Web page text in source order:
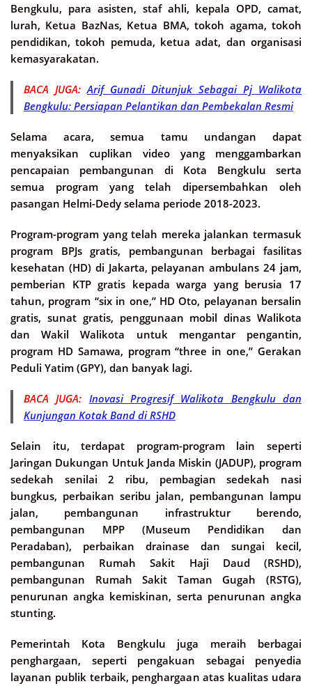
Bengkulu, para asisten, staf ahli, kepala OPD, camat,
lurah, Ketua BazNas, Ketua BMA, tokoh agama, tokoh
pendidikan, tokoh pemuda, ketua adat, dan organisasi
kemasyarakatan.
BACA JUGA:Arif Gunadi Ditunjuk Sebagai Pj Walikota
Bengkulu: Persiapan Pelantikan dan Pembekalan Resmi
Selama acara, semua tamu undangan dapat
menyaksikan cuplikan video yang menggambarkan
pencapaian pembangunan di Kota Bengkulu serta
semua program yang telah dipersembahkan oleh
pasangan Helmi-Dedy selama periode 2018-2023.
Program-program yang telah mereka jalankan termasuk
program BPJs gratis, pembangunan berbagai fasilitas
kesehatan (HD) di Jakarta, pelayanan ambulans 24 jam,
pemberian KTP gratis kepada warga yang berusia 17
tahun, program “six in one,” HD Oto, pelayanan bersalin
gratis, sunat gratis, penggunaan mobil dinas Walikota
dan Wakil Walikota untuk mengantar pengantin,
program HD Samawa, program “three in one,” Gerakan
Peduli Yatim (GPY), dan banyak lagi.
BACA JUGA: Inovasi Progresif Walikota Bengkulu dan
Kunjungan Kotak Band di RSHD
Selain itu, terdapat program-program lain seperti
Jaringan Dukungan Untuk Janda Miskin (JADUP), program
sedekah senilai 2 ribu, pembagian sedekah nasi
bungkus, perbaikan seribu jalan, pembangunan lampu
jalan, pembangunan infrastruktur berendo,
pembangunan MPP (Museum Pendidikan dan
Peradaban), perbaikan drainase dan sungai kecil,
pembangunan Rumah Sakit Haji Daud (RSHD),
pembangunan Rumah Sakit Taman Gugah (RSTG),
penurunan angka kemiskinan, serta penurunan angka
stunting.
Pemerintah Kota Bengkulu juga meraih berbagai
penghargaan, seperti pengakuan sebagai penyedia
layanan publik terbaik, penghargaan atas kualitas udara